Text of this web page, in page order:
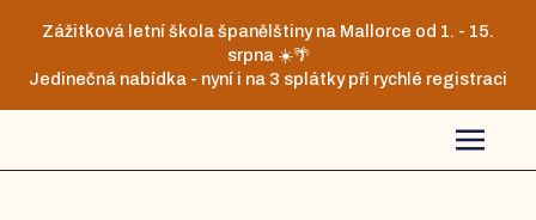
Zážitková letní škola španělštiny na Mallorce od 1. - 15.
srpna ☀️🌴
Jedinečná nabídka - nyní i na 3 splátky při rychlé registraci